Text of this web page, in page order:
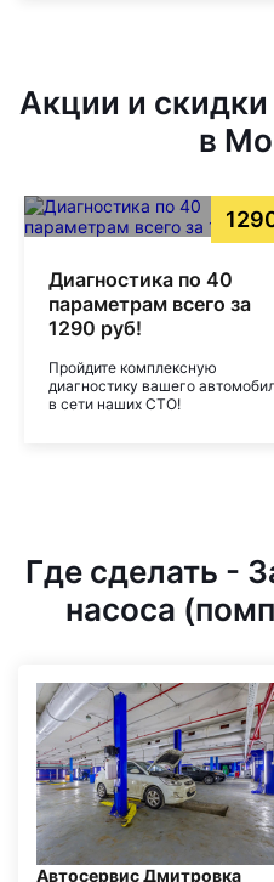
Акции и
в
Диагностика по 40
параметрам всего за
1290 руб!
Пройдите комплексную
диагностику вашего
в сети наших СТО!
Где сделать -
насоса
Автосервис Дмитровка